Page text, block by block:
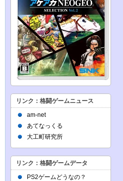
リンク：格闘ゲームニュース
am-net
あてなっくる
大工町研究所
リンク：格闘ゲームデータ
PS2ゲームどうなの？